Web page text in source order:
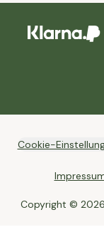
Cookie-
Copyright ©